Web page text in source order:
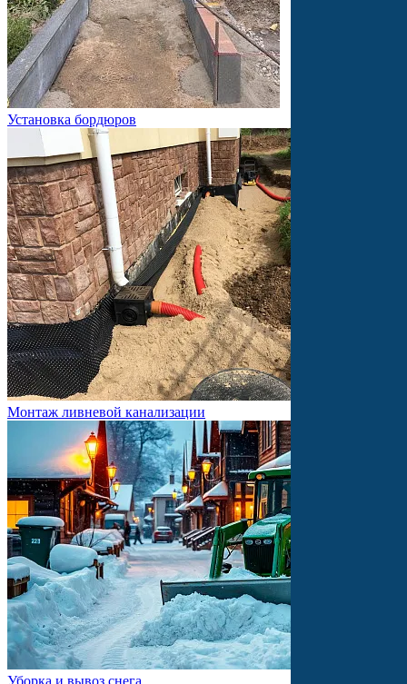
Установка бордюров
Монтаж ливневой канализации
Уборка и вывоз снега